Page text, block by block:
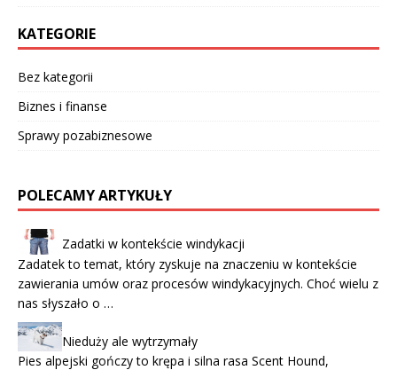
KATEGORIE
Bez kategorii
Biznes i finanse
Sprawy pozabiznesowe
POLECAMY ARTYKUŁY
Zadatki w kontekście windykacji
Zadatek to temat, który zyskuje na znaczeniu w kontekście
zawierania umów oraz procesów windykacyjnych. Choć wielu z
nas słyszało o …
Nieduży ale wytrzymały
Pies alpejski gończy to krępa i silna rasa Scent Hound,